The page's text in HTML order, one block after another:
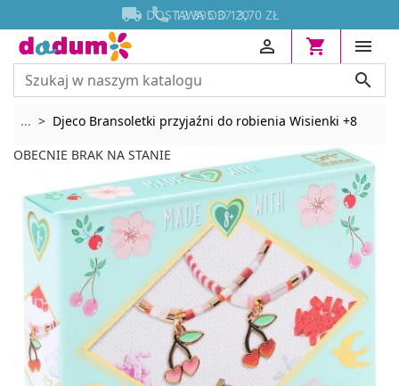

 DOSTAWA OD 13,70 ZŁ






... Rozwiń breadcrumbs
Djeco Bransoletki przyjaźni do robienia Wisienki +8
OBECNIE BRAK NA STANIE